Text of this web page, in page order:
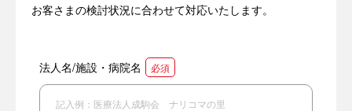
お客さまの検討状況に合わせて対応いたします。
法人名/施設・病院名 必須